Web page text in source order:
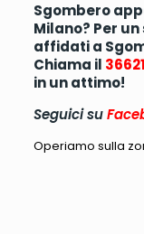
Sgombero
Milano? Per
affidati a
Chiama il
in un attimo!
Seguici su
Operiamo sulla